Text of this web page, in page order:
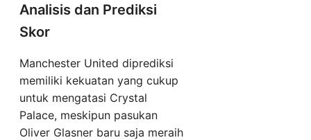
Analisis dan Prediksi
Skor
Manchester United diprediksi
memiliki kekuatan yang cukup
untuk mengatasi Crystal
Palace, meskipun pasukan
Oliver Glasner baru saja meraih